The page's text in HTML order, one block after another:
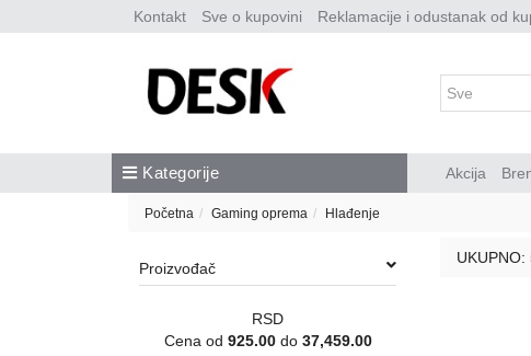
Kontakt Sve o kupovini Reklamacije i odustanak od
Kategorije Akcija
Početna Gaming oprema Hlađenje
Proizvođač
RSD
Cena od 925.00do 37,459.00
UKUPNO: